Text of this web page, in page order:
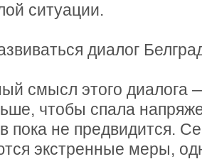
ситуации.
диалог
смысл этого диалога
чтобы спала
пока не предвидится.
экстренные меры,